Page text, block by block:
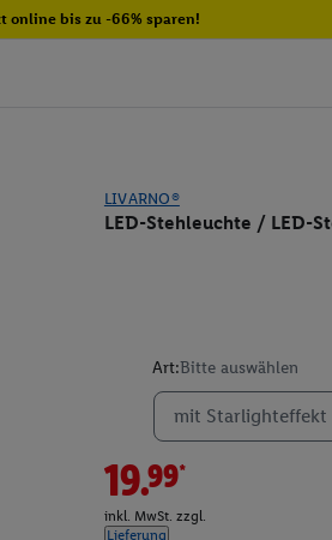
online bis zu -66% sparen!
LIVARNO®
LED-Stehleuchte / LED-
Art:Bitte auswählen
mit Starlighteffekt
19.99*
inkl. MwSt. zzgl.
Lieferung